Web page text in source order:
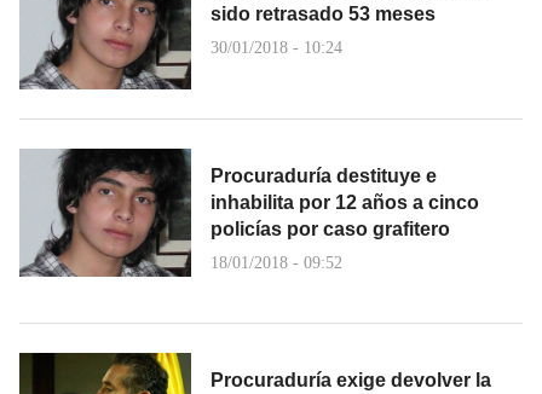
sido retrasado 53 meses
30/01/2018 - 10:24
Procuraduría destituye e
inhabilita por 12 años a cinco
policías por caso grafitero
18/01/2018 - 09:52
Procuraduría exige devolver la